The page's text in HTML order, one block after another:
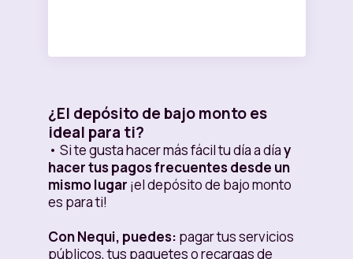
¿El depósito de bajo monto es
ideal para ti?
• Si te gusta hacer más fácil tu día a díay
hacer tus pagos frecuentes desde un
mismo lugar ¡el depósito de bajo monto
es para ti!
Con Nequi, puedes: pagar tus servicios
públicos, tus paquetes o recargas de